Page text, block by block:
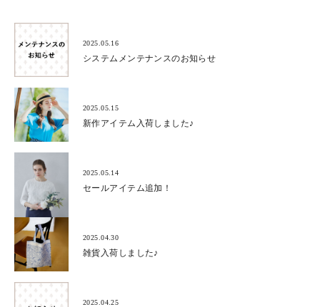
2025.05.16
システムメンテナンスのお知らせ
2025.05.15
新作アイテム入荷しました♪
2025.05.14
セールアイテム追加！
2025.04.30
雑貨入荷しました♪
2025.04.25